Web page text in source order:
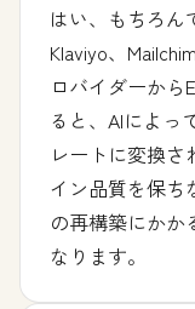
はい、もちろん
Klaviyo、
ロバイダーか
ると、AIによっ
レートに変換
イン品質を保ち
の再構築にかか
なります。